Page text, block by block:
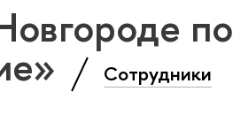
по
Сотрудники